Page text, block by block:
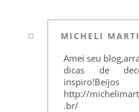
MICHELI
Amei seu
dicas de
inspiro!Beijos
http://
.br/